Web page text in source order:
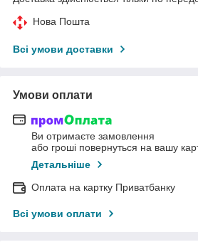
Нова Пошта
Всі умови доставки
Умови оплати
Ви отримаєте замовлення
або гроші повернуться на вашу
Детальніше
Оплата на картку Приватбанку
Всі умови оплати